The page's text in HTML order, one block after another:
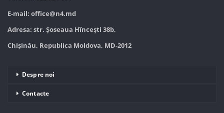
E-mail: office@n4.md
Adresa: str. Șoseaua Hînceşti 38b,
Chișinău, Republica Moldova, MD-2012
Despre noi
Contacte